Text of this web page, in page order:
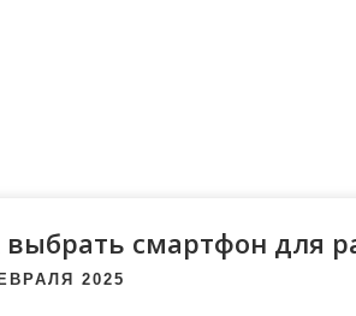
выбрать смартфон для
2025